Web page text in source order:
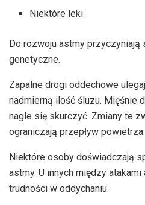
Niektóre leki.
Do rozwoju astmy przyczyniają
genetyczne.
Zapalne drogi oddechowe
nadmierną ilość śluzu. Mięśnie
nagle się skurczyć. Zmiany te
ograniczają przepływ powietrza.
Niektóre osoby doświadczają
astmy. U innych między
trudności w oddychaniu.